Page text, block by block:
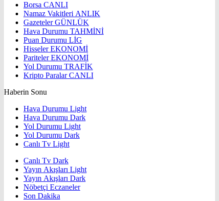
Borsa CANLI
Namaz Vakitleri ANLIK
GazetelerGÜNLÜK
Hava Durumu TAHMİNİ
Puan Durumu LİG
HisselerEKONOMİ
ParitelerEKONOMİ
Yol Durumu TRAFİK
Kripto ParalarCANLI
Haberin Sonu
Hava Durumu Light
Hava Durumu Dark
Yol Durumu Light
Yol Durumu Dark
Canlı Tv Light
Canlı Tv Dark
Yayın Akışları Light
Yayın Akışları Dark
Nöbetçi Eczaneler
Son Dakika